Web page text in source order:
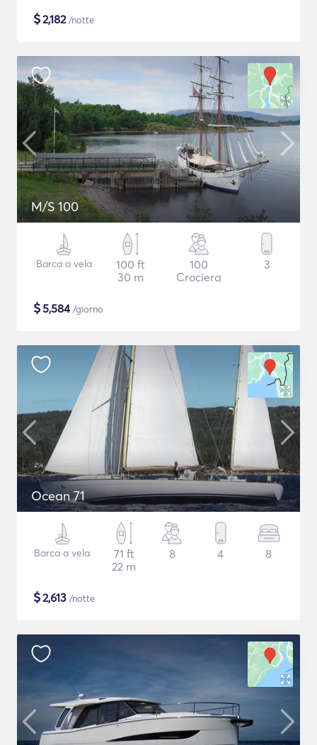
$2,182/notte
M/S 100
Barca a vela
100 ft
30 m
100
Crociera
3
$5,584/giorno
Ocean 71
Barca a vela
71 ft
22 m
8 4 8
$2,613 /notte